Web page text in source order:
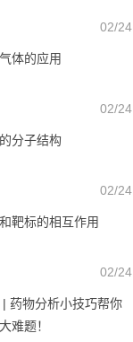
02/24
体的应用
02/24
分子结构
02/24
靶标的相互作用
02/24
| 药物分析小技巧帮你
难题！